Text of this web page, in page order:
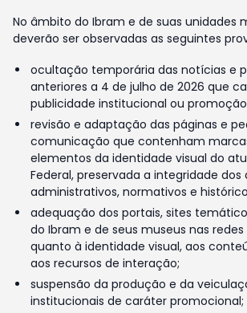
No âmbito do Ibram e de suas unidades
deverão ser observadas as seguintes
ocultação temporária das notícias e
anteriores a 4 de julho de 2026 que
publicidade institucional ou
revisão e adaptação das páginas e
comunicação que contenham
elementos da identidade visual do
Federal, preservada a integridade
administrativos, normativos e
adequação dos portais, sites
do Ibram e de seus museus nas redes
quanto à identidade visual, aos
aos recursos de interação;
suspensão da produção e da
institucionais de caráter promocional;